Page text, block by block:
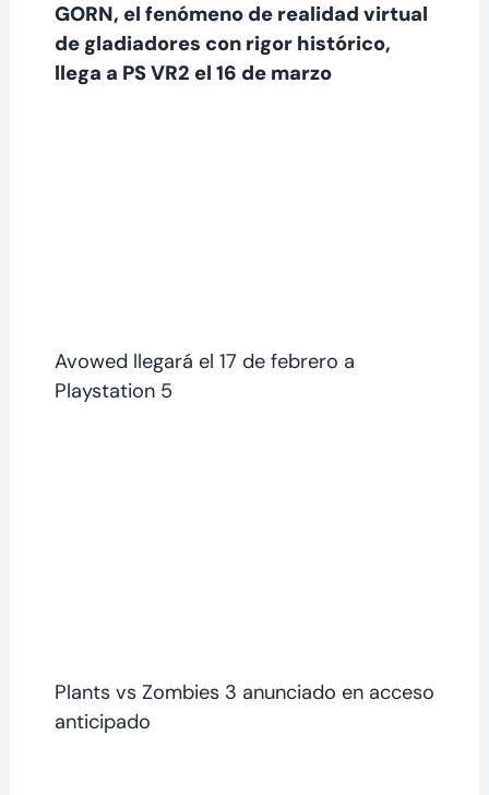
GORN, el fenómeno de realidad virtual
de gladiadores con rigor histórico,
llega a PS VR2 el 16 de marzo
Avowed llegará el 17 de febrero a
Playstation 5
Plants vs Zombies 3 anunciado en acceso
anticipado